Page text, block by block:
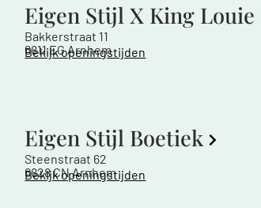
Eigen Stijl X King Louie
Bakkerstraat 11
6811 EG Arnhem
Bekijk openingstijden
Eigen Stijl Boetiek
Steenstraat 62
6828 CN Arnhem
Bekijk openingstijden